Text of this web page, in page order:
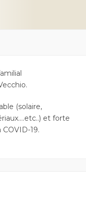
(solaire,
et forte
19.